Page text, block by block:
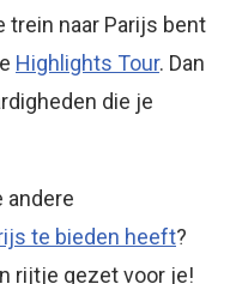
trein naar Parijs bent
Highlights Tour. Dan
die je
andere
te bieden heeft?
rijtje gezet voor je!